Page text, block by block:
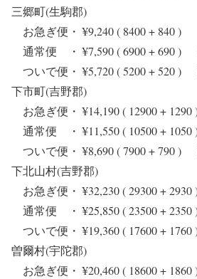
三郷町(生駒郡)
お急ぎ便・ ¥9,240 ( 8400 + 840 )
通常便 ・ ¥7,590 ( 6900 + 690 )
ついで便・ ¥5,720 ( 5200 + 520 )
下市町(吉野郡)
お急ぎ便・ ¥14,190 ( 12900 +
通常便 ・ ¥11,550 ( 10500 +
ついで便・ ¥8,690 ( 7900 + 790 )
下北山村(吉野郡)
お急ぎ便・ ¥32,230 ( 29300 +
通常便 ・ ¥25,850 ( 23500 +
ついで便・ ¥19,360 ( 17600 +
曽爾村(宇陀郡)
お急ぎ便・ ¥20,460 ( 18600 +